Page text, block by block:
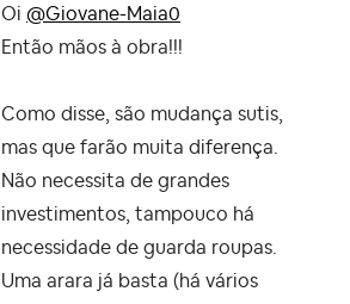
Oi @Giovane-Maia0
Então mãos à obra!!!
Como disse, são mudança sutis,
mas que farão muita diferença.
Não necessita de grandes
investimentos, tampouco há
necessidade de guarda roupas.
Uma arara já basta (há vários